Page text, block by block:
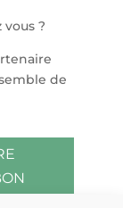
?
de